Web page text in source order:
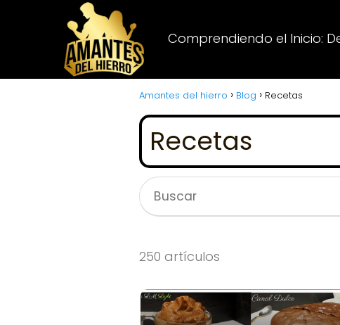
Comprendiendo el Inicio:
Amantes del hierro Blog Recetas
Recetas
250 artículos